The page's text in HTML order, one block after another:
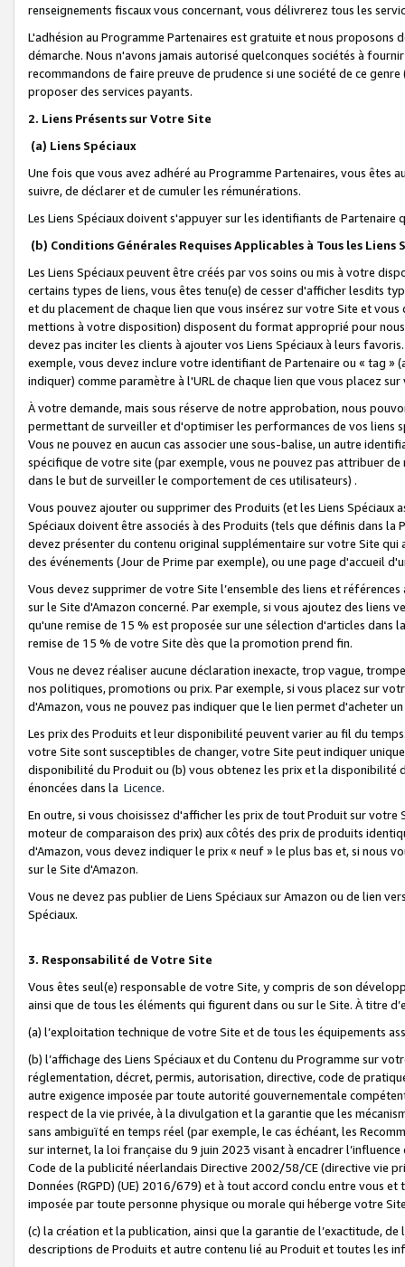
renseignements fiscaux vous concernant, vous délivrerez tous les
L'adhésion au Programme Partenaires est gratuite et nous proposons
démarche. Nous n'avons jamais autorisé quelconques sociétés à
recommandons de faire preuve de prudence si une société de ce
proposer des services payants.
2. Liens Présents sur Votre Site
(a) Liens Spéciaux
Une fois que vous avez adhéré au Programme Partenaires, vous êtes
suivre, de déclarer et de cumuler les rémunérations.
Les Liens Spéciaux doivent s'appuyer sur les identifiants de Partenaire
(b) Conditions Générales Requises Applicables à Tous les Liens
Les Liens Spéciaux peuvent être créés par vos soins ou mis à votre
certains types de liens, vous êtes tenu(e) de cesser d'afficher lesdits
et du placement de chaque lien que vous insérez sur votre Site et
mettions à votre disposition) disposent du format approprié pour
devez pas inciter les clients à ajouter vos Liens Spéciaux à leurs
exemple, vous devez inclure votre identifiant de Partenaire ou « tag
indiquer) comme paramètre à l'URL de chaque lien que vous placez
À votre demande, mais sous réserve de notre approbation, nous
permettant de surveiller et d'optimiser les performances de vos liens
Vous ne pouvez en aucun cas associer une sous-balise, un autre
spécifique de votre site (par exemple, vous ne pouvez pas attribuer
dans le but de surveiller le comportement de ces utilisateurs) .
Vous pouvez ajouter ou supprimer des Produits (et les Liens
Spéciaux doivent être associés à des Produits (tels que définis dans
devez présenter du contenu original supplémentaire sur votre Site qui
des événements (Jour de Prime par exemple), ou une page d'accueil
Vous devez supprimer de votre Site l’ensemble des liens et
sur le Site d'Amazon concerné. Par exemple, si vous ajoutez des
qu'une remise de 15 % est proposée sur une sélection d'articles
remise de 15 % de votre Site dès que la promotion prend fin.
Vous ne devez réaliser aucune déclaration inexacte, trop vague,
nos politiques, promotions ou prix. Par exemple, si vous placez sur
d'Amazon, vous ne pouvez pas indiquer que le lien permet d'acheter
Les prix des Produits et leur disponibilité peuvent varier au fil du
votre Site sont susceptibles de changer, votre Site peut indiquer
disponibilité du Produit ou (b) vous obtenez les prix et la disponibilité
énoncées dans la Licence.
En outre, si vous choisissez d'afficher les prix de tout Produit sur
moteur de comparaison des prix) aux côtés des prix de produits
d'Amazon, vous devez indiquer le prix « neuf » le plus bas et, si nous
sur le Site d'Amazon.
Vous ne devez pas publier de Liens Spéciaux sur Amazon ou de lien
Spéciaux.
3. Responsabilité de Votre Site
Vous êtes seul(e) responsable de votre Site, y compris de son
ainsi que de tous les éléments qui figurent dans ou sur le Site. À titre
(a) l’exploitation technique de votre Site et de tous les équipements
(b) l’affichage des Liens Spéciaux et du Contenu du Programme sur
réglementation, décret, permis, autorisation, directive, code de
autre exigence imposée par toute autorité gouvernementale
respect de la vie privée, à la divulgation et la garantie que les
sans ambiguïté en temps réel (par exemple, le cas échéant, les
sur internet, la loi française du 9 juin 2023 visant à encadrer
Code de la publicité néerlandais Directive 2002/58/CE (directive vie
Données (RGPD) (UE) 2016/679) et à tout accord conclu entre vous
imposée par toute personne physique ou morale qui héberge votre
(c) la création et la publication, ainsi que la garantie de l’exactitude,
descriptions de Produits et autre contenu lié au Produit et toutes les